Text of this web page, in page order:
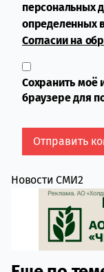
персональных
определенных
Согласии на
Сохранить моё
браузере для
Новости СМИ2